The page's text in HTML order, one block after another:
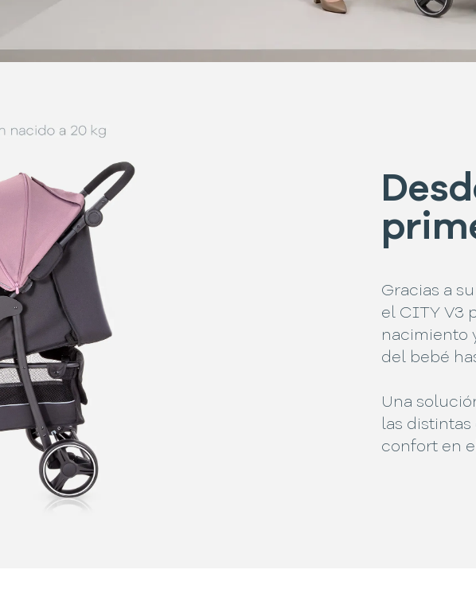
Gracias a
el CITY V3
nacimiento
del bebé
Una
las
confort en